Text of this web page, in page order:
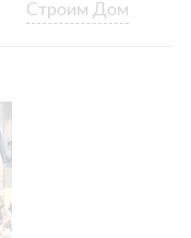
Строим Дом